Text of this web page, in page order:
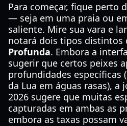
Para começar, fique perto
— seja em uma praia ou
saliente. Mire sua vara e
notará dois tipos distintos
Profunda. Embora a
sugerir que certos peixes
profundidades específicas
da Lua em águas rasas),
2026 sugere que muitas
capturadas em ambas as
embora as taxas possam